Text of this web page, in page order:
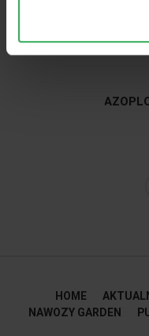
HOME
NAWOZY GARDEN